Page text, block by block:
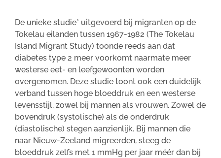
De unieke studie* uitgevoerd bij migranten op de
Tokelau eilanden tussen 1967-1982 (The Tokelau
Island Migrant Study) toonde reeds aan dat
diabetes type 2 meer voorkomt naarmate meer
westerse eet- en leefgewoonten worden
overgenomen. Deze studie toont ook een duidelijk
verband tussen hoge bloeddruk en een westerse
levensstijl, zowel bij mannen als vrouwen. Zowel de
bovendruk (systolische) als de onderdruk
(diastolische) stegen aanzienlijk. Bij mannen die
naar Nieuw-Zeeland migreerden, steeg de
bloeddruk zelfs met 1 mmHg per jaar méér dan bij